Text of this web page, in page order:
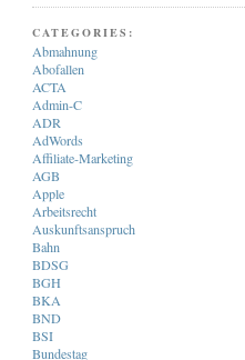
CATEGORIES:
Abmahnung
Abofallen
ACTA
Admin-C
ADR
AdWords
Affiliate-Marketing
AGB
Apple
Arbeitsrecht
Auskunftsanspruch
Bahn
BDSG
BGH
BKA
BND
BSI
Bundestag